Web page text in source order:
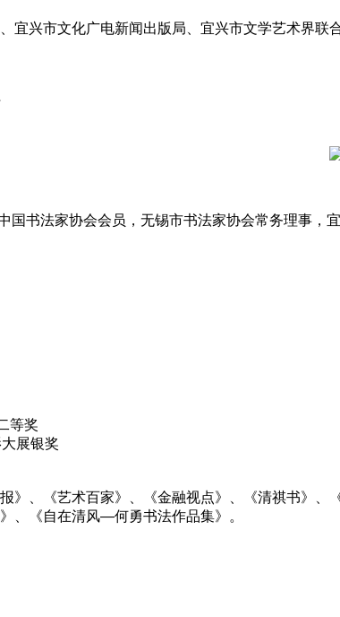
宜兴市文化广电新闻出版局、 宜兴市文学艺术界联
国书法家协会会员，无锡市书法家协会常务理事，
等奖
展银奖
》、《艺术百家》、《金融视点》、《清祺书》
、《自在清风—何勇书法作品集》。